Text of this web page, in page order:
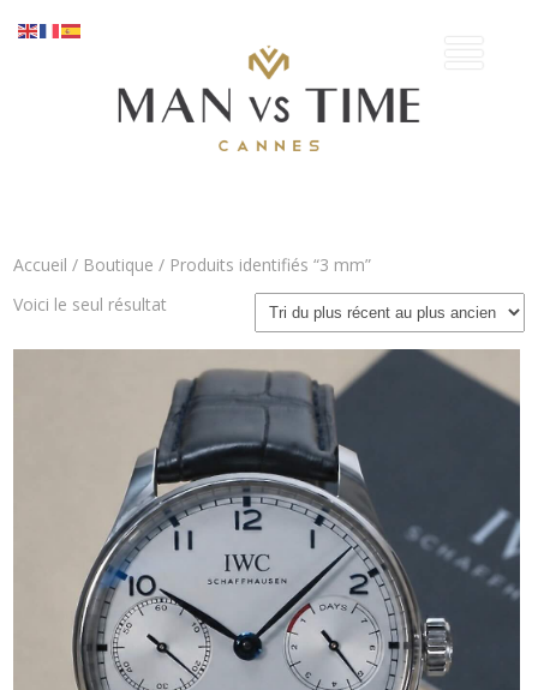
Accueil / Boutique / Produits identifiés “3 mm”
Voici le seul résultat